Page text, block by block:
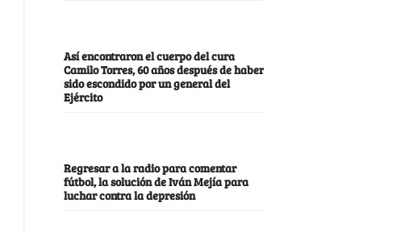
Así encontraron el cuerpo del cura
Camilo Torres, 60 años después de haber
sido escondido por un general del
Ejército
Regresar a la radio para comentar
fútbol, la solución de Iván Mejía para
luchar contra la depresión